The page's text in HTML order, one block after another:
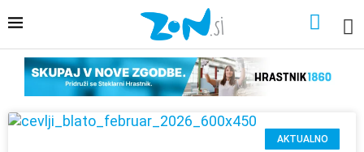
AKTUALNO